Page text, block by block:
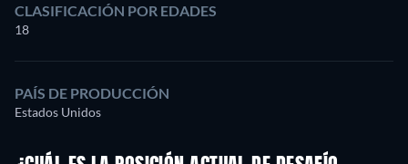
CLASIFICACIÓN POR EDADES
18
PAÍS DE PRODUCCIÓN
Estados Unidos